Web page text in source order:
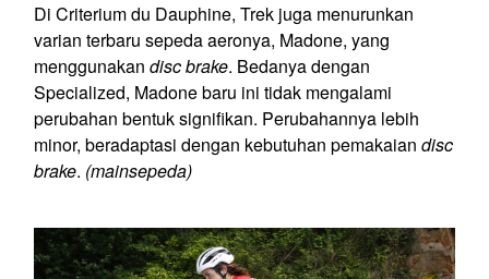
Di Criterium du Dauphine, Trek juga menurunkan
varian terbaru sepeda aeronya, Madone, yang
menggunakan disc brake. Bedanya dengan
Specialized, Madone baru ini tidak mengalami
perubahan bentuk signifikan. Perubahannya lebih
minor, beradaptasi dengan kebutuhan pemakaian disc
brake. (mainsepeda)